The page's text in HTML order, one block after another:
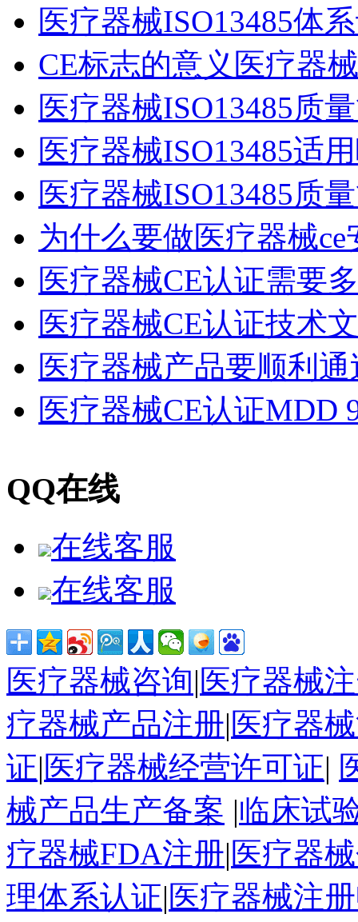
医疗器械ISO13485体
CE标志的意义医疗器
医疗器械ISO13485质
医疗器械ISO13485适
医疗器械ISO13485质
为什么要做医疗器械
医疗器械CE认证需要
医疗器械CE认证技术
医疗器械产品要顺利
医疗器械CE认证MDD
QQ在线
在线客服
在线客服
医疗器械咨询|医疗器械
疗器械产品注册|医疗器
证|医疗器械经营许可证|
械产品生产备案 |临床试
疗器械FDA注册|医疗器
理体系认证|医疗器械注